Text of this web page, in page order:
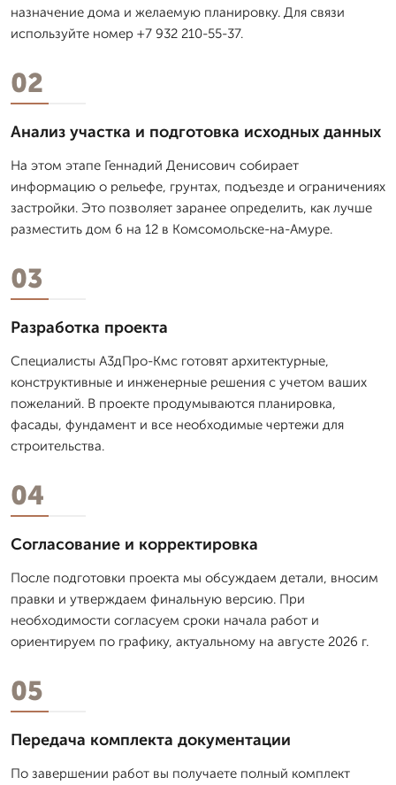
назначение дома и желаемую планировку. Для связи
используйте номер +7 932 210-55-37.
02
Анализ участка и подготовка исходных данных
На этом этапе Геннадий Денисович собирает
информацию о рельефе, грунтах, подъезде и ограничениях
застройки. Это позволяет заранее определить, как лучше
разместить дом 6 на 12 в Комсомольске-на-Амуре.
03
Разработка проекта
Специалисты А3дПро-Кмс готовят архитектурные,
конструктивные и инженерные решения с учетом ваших
пожеланий. В проекте продумываются планировка,
фасады, фундамент и все необходимые чертежи для
строительства.
04
Согласование и корректировка
После подготовки проекта мы обсуждаем детали, вносим
правки и утверждаем финальную версию. При
необходимости согласуем сроки начала работ и
ориентируем по графику, актуальному на августе 2026 г.
05
Передача комплекта документации
По завершении работ вы получаете полный комплект